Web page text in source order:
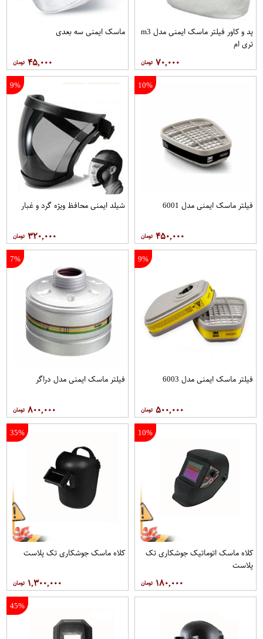
پد و کاور فیلتر ماسک ایمنی مدل m3
تری ام
۷۰,۰۰۰
ماسک ایمنی سه بعدی
۴۵,۰۰۰
10%
فیلتر ماسک ایمنی مدل 6001
۴۵۰,۰۰۰
9%
شيلد ایمنی محافظ ویژه گرد و غبار
۳۲۰,۰۰۰
9%
فیلتر ماسک ایمنی مدل 6003
۵۰۰,۰۰۰
7%
فیلتر ماسک ایمنی مدل دراگر
۸۰۰,۰۰۰
10%
کلاه ماسک اتوماتیک جوشکاری تک
پلاست
۱۸۰,۰۰۰
35%
کلاه ماسک جوشکاری تک پلاست
۱,۳۰۰,۰۰۰
45%